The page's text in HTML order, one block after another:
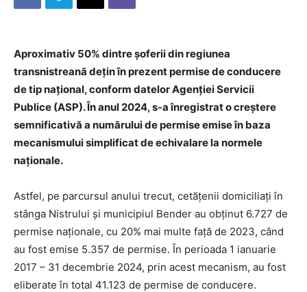
Aproximativ 50% dintre șoferii din regiunea
transnistreană dețin în prezent permise de conducere
de tip național, conform datelor Agenției Servicii
Publice (ASP). În anul 2024, s-a înregistrat o creștere
semnificativă a numărului de permise emise în baza
mecanismului simplificat de echivalare la normele
naționale.
Astfel, pe parcursul anului trecut, cetățenii domiciliați în
stânga Nistrului și municipiul Bender au obținut 6.727 de
permise naționale, cu 20% mai multe față de 2023, când
au fost emise 5.357 de permise. În perioada 1 ianuarie
2017 – 31 decembrie 2024, prin acest mecanism, au fost
eliberate în total 41.123 de permise de conducere.